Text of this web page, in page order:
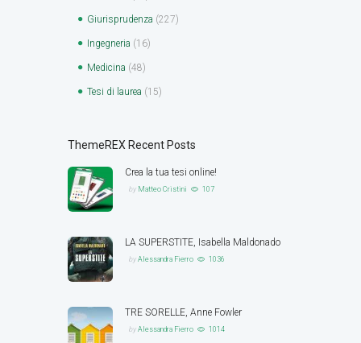
Giurisprudenza (227)
Ingegneria (16)
Medicina (48)
Tesi di laurea (15)
ThemeREX Recent Posts
Crea la tua tesi online!
by Matteo Cristini 107
LA SUPERSTITE, Isabella Maldonado
byAlessandra Fierro 1036
TRE SORELLE, Anne Fowler
byAlessandra Fierro 1014